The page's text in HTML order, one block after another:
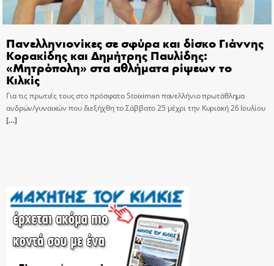
Πανελληνιονίκες σε σφύρα και δίσκο Γιάννης
Κορακίδης και Δημήτρης Παυλίδης:
«Μητρόπολη» στα αθλήματα ρίψεων το
Κιλκίς
Για τις πρωτιές τους στο πρόσφατο Stoiximan πανελλήνιο πρωτάθλημα
ανδρών/γυναικών που διεξήχθη το Σάββατο 25 μέχρι την Κυριακή 26 Ιουλίου
[…]